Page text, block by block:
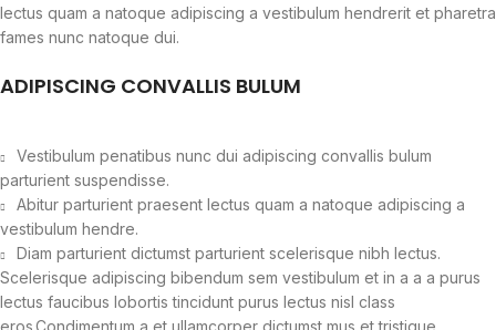
lectus quam a natoque adipiscing a vestibulum hendrerit et pharetra
fames nunc natoque dui.
ADIPISCING CONVALLIS BULUM
Vestibulum penatibus nunc dui adipiscing convallis bulum
parturient suspendisse.
Abitur parturient praesent lectus quam a natoque adipiscing a
vestibulum hendre.
Diam parturient dictumst parturient scelerisque nibh lectus.
Scelerisque adipiscing bibendum sem vestibulum et in a a a purus
lectus faucibus lobortis tincidunt purus lectus nisl class